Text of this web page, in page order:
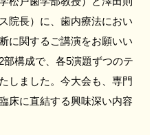
院長）に、歯内療法におい
に関するご講演をお願いい
構成で、各5演題ずつのテ
しました。今大会も、専門
床に直結する興味深い内容